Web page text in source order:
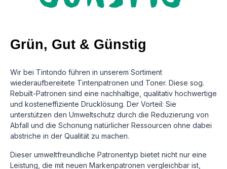
Grün, Gut & Günstig
Wir bei Tintondo führen in unserem Sortiment
wiederaufbereitete Tintenpatronen und Toner. Diese sog.
Rebuilt-Patronen sind eine nachhaltige, qualitativ hochwertige
und kosteneffiziente Drucklösung. Der Vorteil: Sie
unterstützen den Umweltschutz durch die Reduzierung von
Abfall und die Schonung natürlicher Ressourcen ohne dabei
abstriche in der Qualität zu machen.
Dieser umweltfreundliche Patronentyp bietet nicht nur eine
Leistung, die mit neuen Markenpatronen vergleichbar ist,